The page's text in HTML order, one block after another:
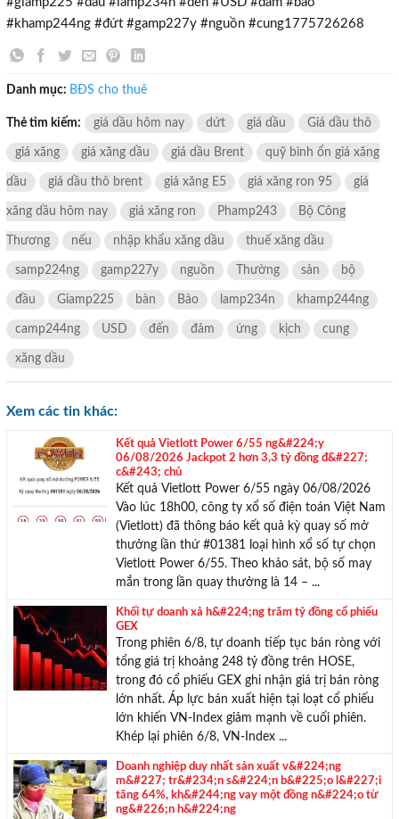
Với hơn 1000 căn nhà và 50 sales thân thiện, nhiệt tình,
chúng tôi sẽ giúp bạn tìm được BĐS ưng ý!
#khamp244ng #đứt #gamp227y #nguồn #cung1775726268
Danh mục: BĐS cho thuê
Thẻ tìm kiếm: giá dầu hôm nay dứt giá dầu Giá dầu thô
giá xăng giá xăng dầu giá dầu Brent quỹ bình ổn giá xăng
dầu giá dầu thô brent giá xăng E5 giá xăng ron 95 giá
xăng dầu hôm nay giá xăng ron Phamp243 Bộ Công
Thương nếu nhập khẩu xăng dầu thuế xăng dầu
samp224ng gamp227y nguồn Thường sản bộ
đầu Giamp225 bàn Bảo lamp234n khamp244ng
camp244ng USD đến đảm ứng kịch cung
xăng dầu
Xem các tin khác:
Kết quả Vietlott Power 6/55 ng&#224;y
06/08/2026 Jackpot 2 hơn 3,3 tỷ đồng đ&#227;
c&#243; chủ
Kết quả Vietlott Power 6/55 ngày 06/08/2026
Vào lúc 18h00, công ty xổ số điện toán Việt Nam
(Vietlott) đã thông báo kết quả kỳ quay số mở
thưởng lần thứ #01381 loại hình xổ số tự chọn
Vietlott Power 6/55. Theo khảo sát, bộ số may
mắn trong lần quay thưởng là 14 – ...
Khối tự doanh xả h&#224;ng trăm tỷ đồng cổ phiếu
GEX
Trong phiên 6/8, tự doanh tiếp tục bán ròng với
tổng giá trị khoảng 248 tỷ đồng trên HOSE,
trong đó cổ phiếu GEX ghi nhận giá trị bán ròng
lớn nhất. Áp lực bán xuất hiện tại loạt cổ phiếu
lớn khiến VN-Index giảm mạnh về cuối phiên.
Khép lại phiên 6/8, VN-Index ...
Doanh nghiệp duy nhất sản xuất v&#224;ng
m&#227; tr&#234;n s&#224;n b&#225;o l&#227;i
tăng 64%, kh&#244;ng vay một đồng n&#224;o từ
ng&#226;n h&#224;ng